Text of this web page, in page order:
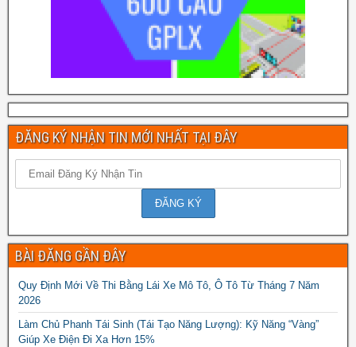
ĐĂNG KÝ NHẬN TIN MỚI NHẤT TẠI ĐÂY
BÀI ĐĂNG GẦN ĐÂY
Quy Định Mới Về Thi Bằng Lái Xe Mô Tô, Ô Tô Từ Tháng 7 Năm
2026
Làm Chủ Phanh Tái Sinh (Tái Tạo Năng Lượng): Kỹ Năng “Vàng”
Giúp Xe Điện Đi Xa Hơn 15%